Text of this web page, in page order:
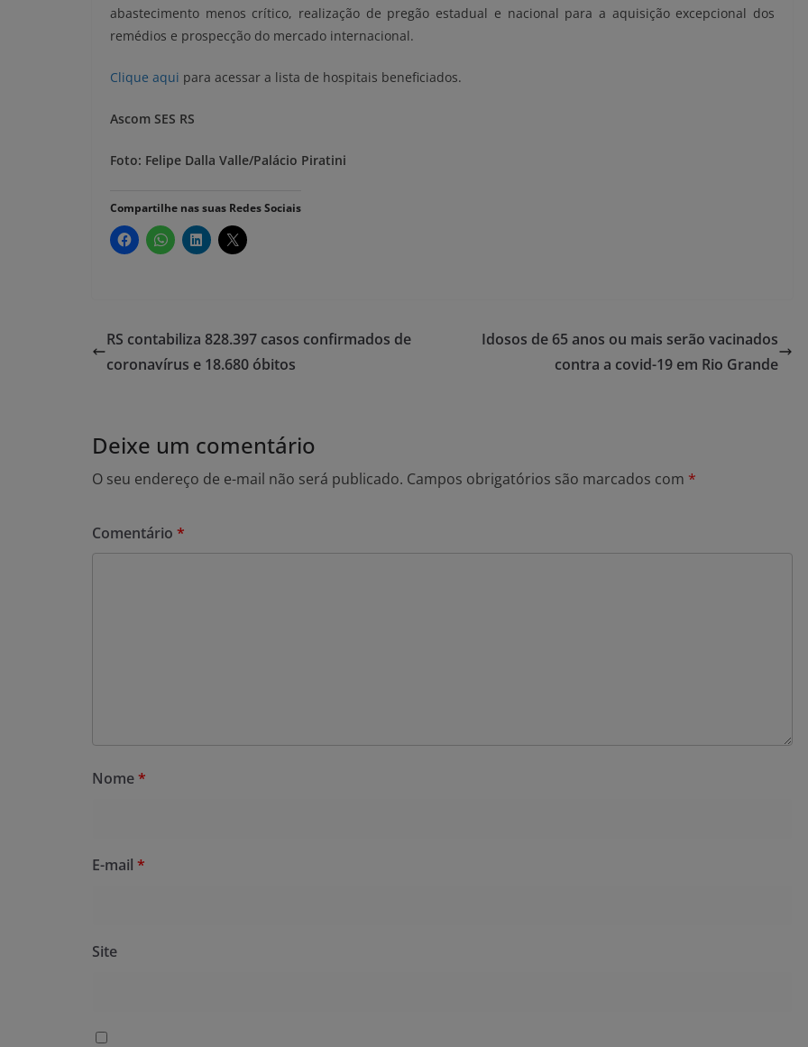
abastecimento menos crítico, realização de pregão estadual e nacional para a aquisição excepcional dos
remédios e prospecção do mercado internacional.
Clique aqui para acessar a lista de hospitais beneficiados.
Ascom SES RS
Foto: Felipe Dalla Valle/Palácio Piratini
Compartilhe nas suas Redes Sociais
RS contabiliza 828.397 casos confirmados de
coronavírus e 18.680 óbitos
Idosos de 65 anos ou mais serão vacinados
contra a covid-19 em Rio Grande
Deixe um comentário
O seu endereço de e-mail não será publicado. Campos obrigatórios são marcados com *
Comentário *
Nome*
E-mail *
Site